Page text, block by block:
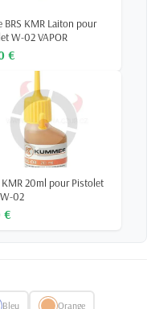
BRS KMR Laiton pour
W-02 VAPOR
€
20ml pour Pistolet
02
€
Bleu Orange